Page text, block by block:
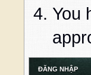
You
ĐĂNG NHẬP